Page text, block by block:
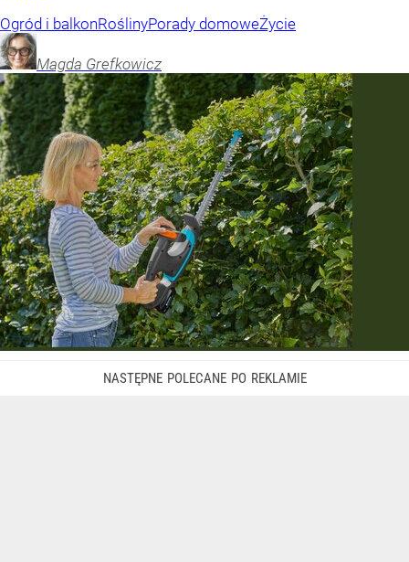
Ogród i balkonRoślinyPorady domoweŻycie
Magda Grefkowicz